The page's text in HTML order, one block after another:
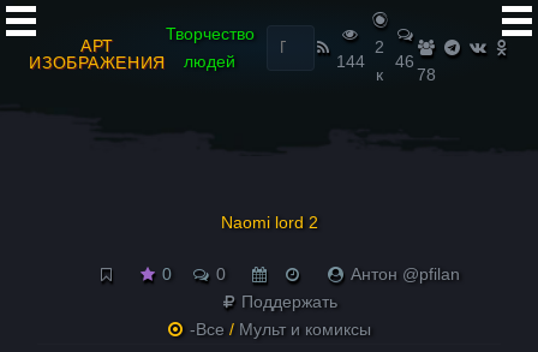
АРТ
ИЗОБРАЖЕНИЯ
Творчество
людей
Найти:
144
2
к
46
78
Naomi lord 2
0 0
Антон @pfilan
Поддержать
-Все / Мульт и комиксы